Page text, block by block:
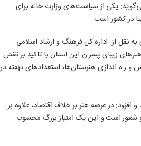
یکی از سیاست‌های وزارت خانه برای
در کشور است.
نقل از اداره کل فرهنگ و ارشاد اسلامی
زیبای پسران این استان با تاکید بر نقش
اندازی هنرستان‌ها، استعدادهای نهفته در
در عرصه هنر بر خلاف اقتصاد، علاوه بر
و شعور است و این یک امتیاز بزرگ محسوب